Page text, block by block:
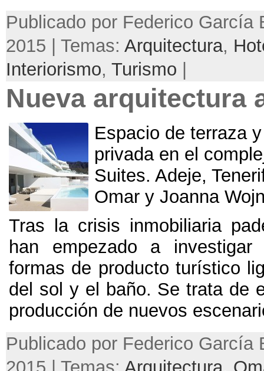
Publicado por Federico García
2015 | Temas: Arquitectura,
Interiorismo, Turismo |
Nueva arquitectura
Espacio de terraza
privada en el
Suites. Adeje,
Omar y Joanna
Tras la crisis inmobiliaria
han empezado a investigar
formas de producto turístico
del sol y el baño. Se trata de
producción de nuevos
Publicado por Federico García